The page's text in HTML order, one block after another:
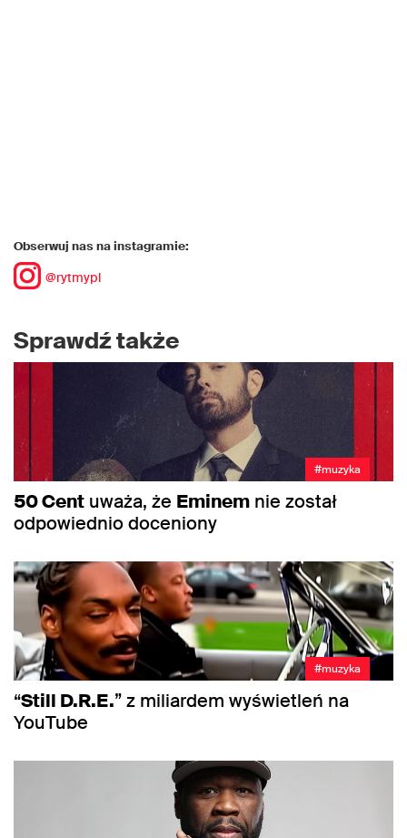
Obserwuj nas na instagramie:
@rytmypl
Sprawdź także
#muzyka
50 Cent uważa, że Eminem nie został
odpowiednio doceniony
#muzyka
“Still D.R.E.” z miliardem wyświetleń na
YouTube